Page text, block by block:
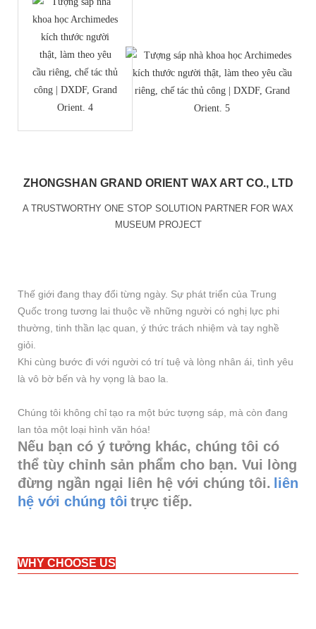
ZHONGSHAN GRAND ORIENT WAX ART CO., LTD
A TRUSTWORTHY ONE STOP SOLUTION PARTNER FOR WAX
MUSEUM PROJECT
Thế giới đang thay đổi từng ngày. Sự phát triển của Trung
Quốc trong tương lai thuộc về những người có nghị lực phi
thường, tinh thần lạc quan, ý thức trách nhiệm và tay nghề
giỏi.
Khi cùng bước đi với người có trí tuệ và lòng nhân ái, tình yêu
là vô bờ bến và hy vọng là bao la.
Chúng tôi không chỉ tạo ra một bức tượng sáp, mà còn đang
lan tỏa một loại hình văn hóa!
Nếu bạn có ý tưởng khác, chúng tôi có
thể tùy chỉnh sản phẩm cho bạn. Vui lòng
đừng ngần ngại liên hệ với chúng tôi. liên
hệ với chúng tôi trực tiếp.
WHY CHOOSE US